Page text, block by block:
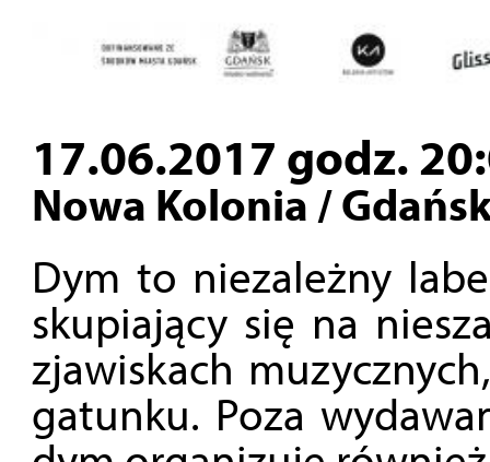
17.06.2017 godz.
Nowa Kolonia /
Dym to niezależny
skupiający się na
zjawiskach
gatunku. Poza